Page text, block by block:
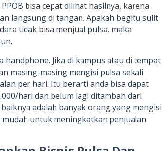
bisa cepat dilihat hasilnya, karena
langsung di tangan. Apakah begitu sulit
tidak bisa menjual pulsa, maka
Jika di kampus atau di tempat
masing-masing mengisi pulsa sekali
per hari. Itu berarti anda bisa dapat
hari dan belum lagi ditambah dari
adalah banyak orang yang mengisi
untuk meningkatkan penjualan